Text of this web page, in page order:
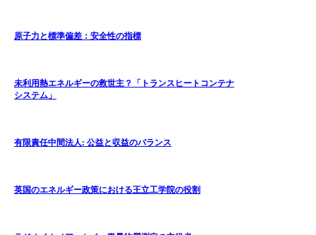
原子力と標準偏差：安全性の指標
未利用熱エネルギーの救世主？「トランスヒートコンテナ
システム」
有限責任中間法人: 公益と収益のバランス
英国のエネルギー政策における王立工学院の役割